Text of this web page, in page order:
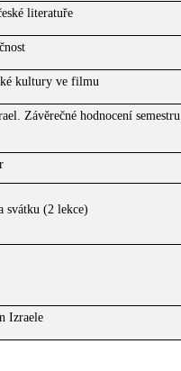
literatuře
kultury ve filmu
Závěrečné hodnocení semestru.
svátku (2 lekce)
Izraele